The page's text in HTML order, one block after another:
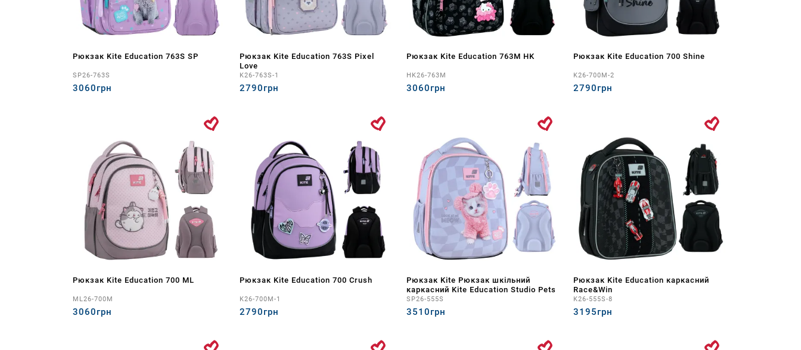
Рюкзак Kite Education 763S SP
SP26-763S
3060грн
Рюкзак Kite Education 763S Pixel
Love
K26-763S-1
2790грн
Рюкзак Kite Education 763M HK
HK26-763M
3060грн
Рюкзак Kite Education 700 Shine
K26-700M-2
2790грн
Рюкзак Kite Education 700 ML
ML26-700M
3060грн
Рюкзак Kite Education 700 Crush
K26-700M-1
2790грн
Рюкзак Kite Рюкзак шкільний
каркасний Kite Education Studio Pets
SP26-555S
3510грн
Рюкзак Kite Education каркасний
Race&Win
K26-555S-8
3195грн